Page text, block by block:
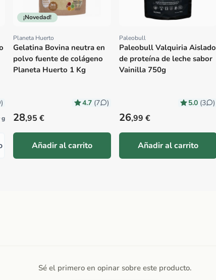
)
g
¡Novedad!
Proveedor:
Planeta Huerto
Gelatina Bovina neutra en
polvo fuente de colágeno
Planeta Huerto 1 Kg
4.7 (7 )
Precio habitual
28,95 €
Añadir al carrito
Proveedor:
Paleobull
Paleobull Valquiria Aislado
de proteína de leche sabor
Vainilla 750g
5.0 (3 )
Precio habitual
26,99 €
Añadir al carrito
Sé el primero en opinar sobre este producto.